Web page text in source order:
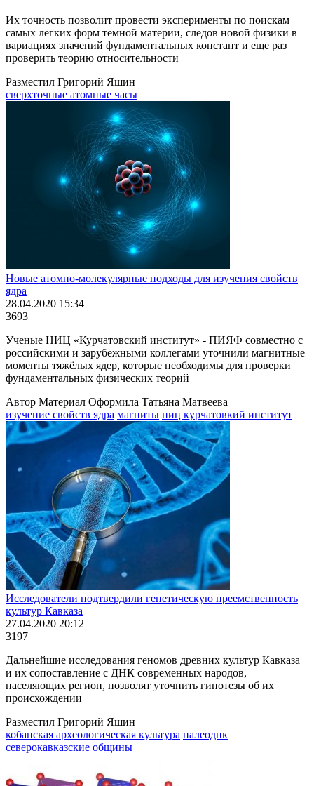
Их точность позволит провести эксперименты по поискам
самых легких форм темной материи, следов новой физики в
вариациях значений фундаментальных констант и еще раз
проверить теорию относительности
Разместил Григорий Яшин
сверхточные атомные часы
Новые атомно-молекулярные подходы для изучения свойств
ядра
28.04.2020 15:34
3693
Ученые НИЦ «Курчатовский институт» - ПИЯФ совместно с
российскими и зарубежными коллегами уточнили магнитные
моменты тяжёлых ядер, которые необходимы для проверки
фундаментальных физических теорий
Автор Материал Оформила Татьяна Матвеева
изучение свойств ядра магниты ниц курчатовкий институт
Исследователи подтвердили генетическую преемственность
культур Кавказа
27.04.2020 20:12
3197
Дальнейшие исследования геномов древних культур Кавказа
и их сопоставление с ДНК современных народов,
населяющих регион, позволят уточнить гипотезы об их
происхождении
Разместил Григорий Яшин
кобанская археологическая культура палеоднк
северокавказские общины